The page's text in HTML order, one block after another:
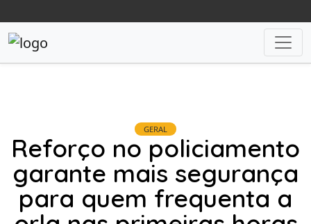
GERAL
Reforço no policiamento
garante mais segurança
para quem frequenta a